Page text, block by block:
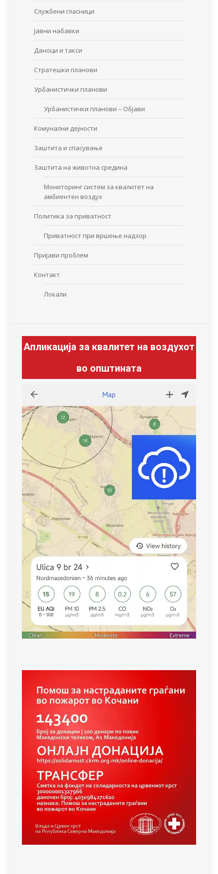
Службени гласници
Јавни набавки
Даноци и такси
Стратешки планови
Урбанистички планови
Урбанистички планови – Објави
Комунални дејности
Заштита и спасување
Заштита на животна средина
Мониторинг систем за квалитет на
амбиентен воздух
Политика за приватност
Приватност при вршење надзор
Пријави проблем
Контакт
Локали
Апликација за квалитет на воздухот
во општината